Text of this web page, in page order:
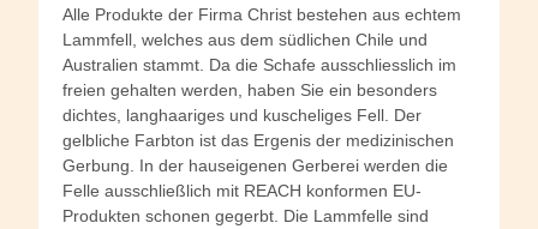
Alle Produkte der Firma Christ bestehen aus echtem
Lammfell, welches aus dem südlichen Chile und
Australien stammt. Da die Schafe ausschliesslich im
freien gehalten werden, haben Sie ein besonders
dichtes, langhaariges und kuscheliges Fell. Der
gelbliche Farbton ist das Ergenis der medizinischen
Gerbung. In der hauseigenen Gerberei werden die
Felle ausschließlich mit REACH konformen EU-
Produkten schonen gegerbt. Die Lammfelle sind